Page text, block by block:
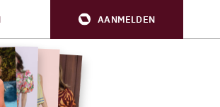
AANMELDEN